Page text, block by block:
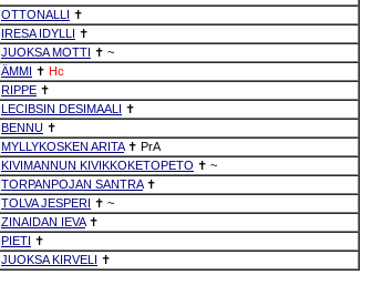
OTTONALLI ✝
IRESA IDYLLI ✝
JUOKSA MOTTI ✝ ~
ÄMMI ✝ Hc
RIPPE ✝
LECIBSIN DESIMAALI ✝
BENNU ✝
MYLLYKOSKEN ARITA✝ PrA
KIVIMANNUN KIVIKKOKETOPETO ✝ ~
TORPANPOJAN SANTRA✝
TOLVA JESPERI ✝ ~
ZINAIDAN IEVA✝
PIETI ✝
JUOKSA KIRVELI ✝